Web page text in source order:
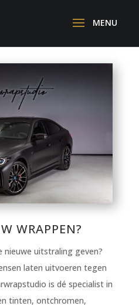
WRAPPEN?
nieuwe uitstraling geven?
laten uitvoeren tegen
is dé specialist in
tinten, ontchromen,